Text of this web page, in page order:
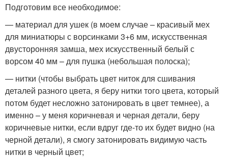
Подготовим все необходимое:
— материал для ушек (в моем случае – красивый мех
для миниатюры с ворсинками 3+6 мм, искусственная
двусторонняя замша, мех искусственный белый с
ворсом 40 мм – для пушка (небольшая полоска);
— нитки (чтобы выбрать цвет ниток для сшивания
деталей разного цвета, я беру нитки того цвета, который
потом будет несложно затонировать в цвет темнее), а
именно – у меня коричневая и черная детали, беру
коричневые нитки, если вдруг где-то их будет видно (на
черной детали), я смогу затонировать видимую часть
нитки в черный цвет;